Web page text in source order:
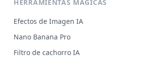
HERRAMIENTAS MÁGICAS
Efectos de Imagen IA
Nano Banana Pro
Filtro de cachorro IA